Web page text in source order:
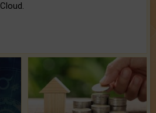
Cloud.